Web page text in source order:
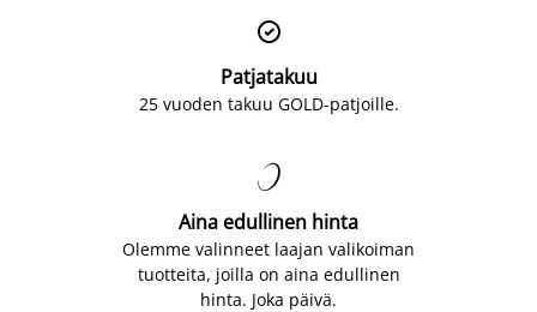

Patjatakuu
25 vuoden takuu GOLD-patjoille.

Aina edullinen hinta
Olemme valinneet laajan valikoiman
tuotteita, joilla on aina edullinen
hinta. Joka päivä.